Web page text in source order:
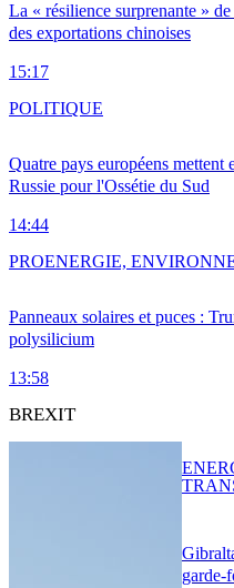
La « résilience surprenante »
des exportations chinoises
15:17
Quatre pays européens mettent
Russie pour l'Ossétie du Sud
14:44
POLITIQUE
Panneaux solaires et puces :
polysilicium
13:58
PROENERGIE,
BREXIT
garde-